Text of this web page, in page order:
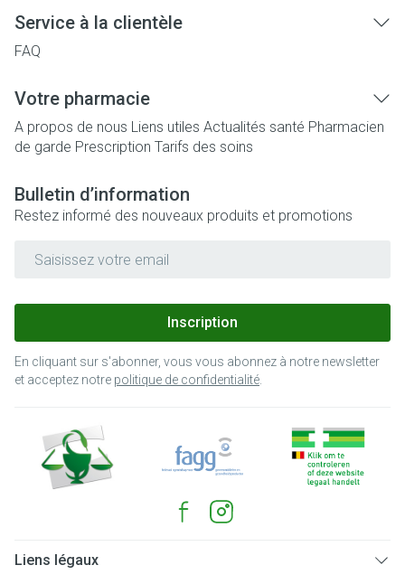
Service à la clientèle
FAQ
Votre pharmacie
A propos de nous Liens utiles Actualités santé Pharmacien
de garde Prescription Tarifs des soins
Bulletin d’information
Restez informé des nouveaux produits et promotions
Inscription
En cliquant sur s'abonner, vous vous abonnez à notre newsletter
et acceptez notre politique de confidentialité
Liens légaux